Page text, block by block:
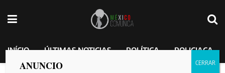
INÍCIO ÚLTIMAS NOTICIAS POLÍTICA POLICIACA
ANUNCIO